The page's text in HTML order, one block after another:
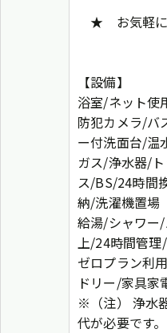
★ お気軽に
【設備】
浴室/ネット使
防犯カメラ/バ
ー付洗面台/温
ガス/浄水器/
ス/BS/24時間
納/洗濯機置場
給湯/シャワー
上/24時間管
ゼロプラン利
ドリー/家具家
※（注） 浄水
代が必要です。